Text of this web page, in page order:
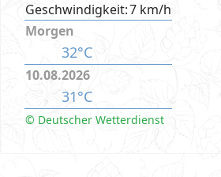
Geschwindigkeit:7 km/h
Morgen
32°C
10.08.2026
31°C
© Deutscher Wetterdienst